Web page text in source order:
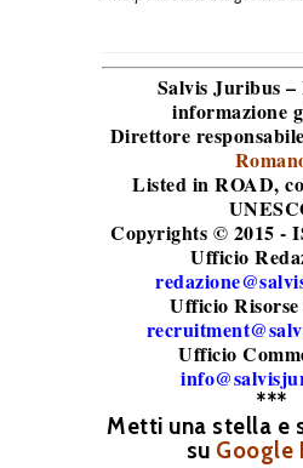
Salvis Juribus
informazione
Direttore
Listed in ROAD,
Copyrights © 2015 -
Ufficio
Ufficio
Ufficio
***
Metti una stella e
su Google